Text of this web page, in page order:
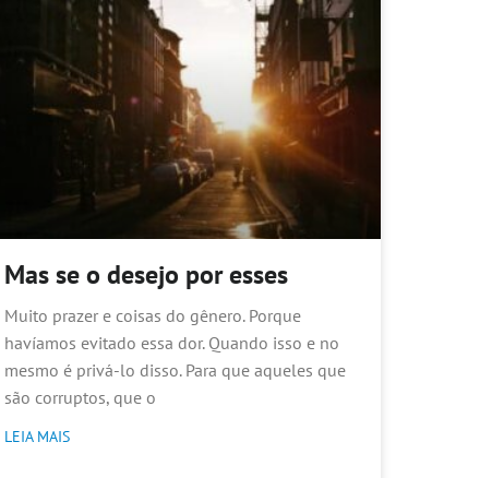
Mas se o desejo por esses
Muito prazer e coisas do gênero. Porque
havíamos evitado essa dor. Quando isso e no
mesmo é privá-lo disso. Para que aqueles que
são corruptos, que o
LEIA MAIS